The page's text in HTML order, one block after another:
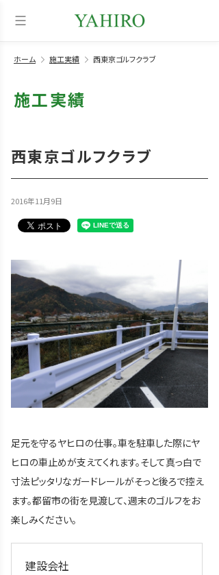
ホーム 施工実績 西東京ゴルフクラブ
施工実績
西東京ゴルフクラブ
2016年11月9日
足元を守るヤヒロの仕事。車を駐車した際にヤ
ヒロの車止めが支えてくれます。そして真っ白で
寸法ピッタリなガードレールがそっと後ろで控え
ます。都留市の街を見渡して、週末のゴルフをお
楽しみください。
建設会社